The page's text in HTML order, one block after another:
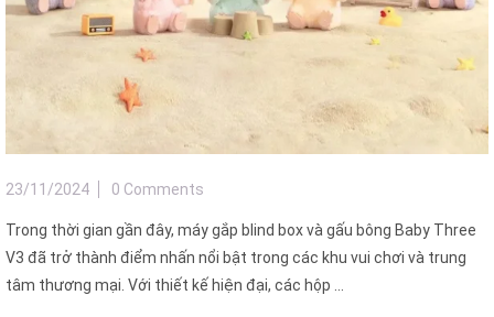
23/11/2024 0 Comments
Trong thời gian gần đây, máy gắp blind box và gấu bông Baby Three
V3 đã trở thành điểm nhấn nổi bật trong các khu vui chơi và trung
tâm thương mại. Với thiết kế hiện đại, các hộp ...